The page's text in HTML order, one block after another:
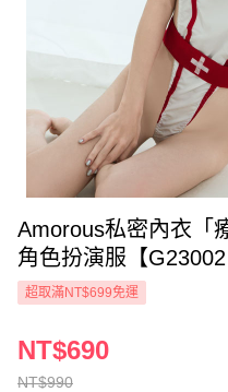
Amorous私密內衣「
角色扮演服【G23002
超取滿NT$699免運
NT$990
NT$690